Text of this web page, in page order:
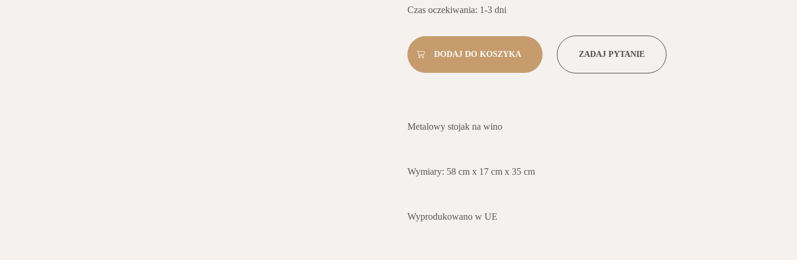
Czas oczekiwania: 1-3 dni
ZADAJ PYTANIE
Metalowy stojak na wino
Wymiary: 58 cm x 17 cm x 35 cm
Wyprodukowano w UE